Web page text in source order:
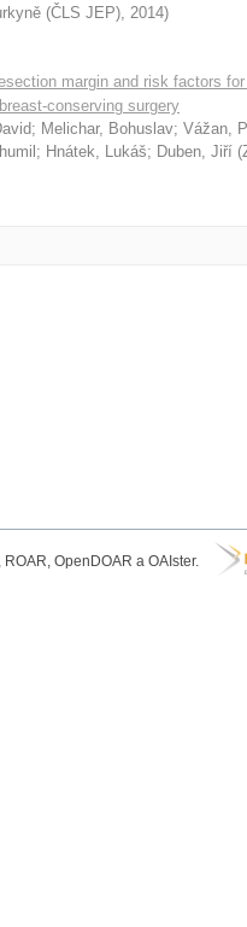
(ČLS JEP), 2014)
margin and risk factors
conserving surgery
; Melichar, Bohuslav; Vážan,
; Hnátek, Lukáš; Duben, Jiří (
OpenDOAR a OAIster.